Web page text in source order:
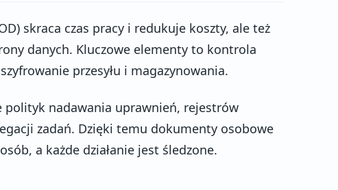
skraca czas pracy i redukuje koszty, ale też
danych. Kluczowe elementy to kontrola
przesyłu i magazynowania.
polityk nadawania uprawnień, rejestrów
zadań. Dzięki temu dokumenty osobowe
a każde działanie jest śledzone.